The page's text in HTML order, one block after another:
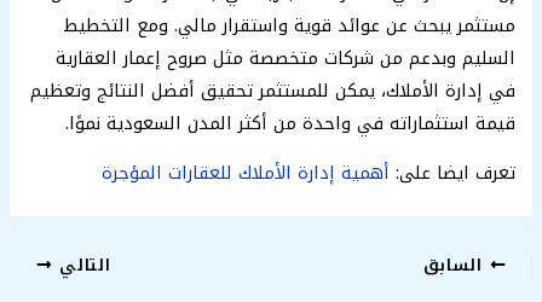
مستثمر يبحث عن عوائد قوية واستقرار مالي. ومع التخطيط
السليم وبدعم من شركات متخصصة مثل صروح إعمار العقارية
في إدارة الأملاك، يمكن للمستثمر تحقيق أفضل النتائج وتعظيم
قيمة استثماراته في واحدة من أكثر المدن السعودية نموًا.
تعرف ايضا على: أهمية إدارة الأملاك للعقارات المؤجرة
السابق التالي